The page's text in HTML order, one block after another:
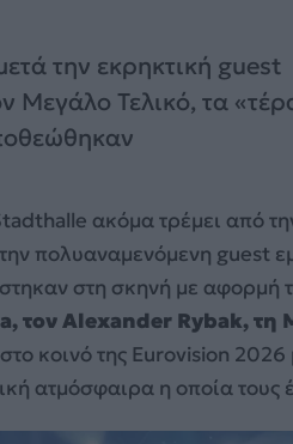
την εκρηκτική guest
Μεγάλο Τελικό, τα
ακόμα τρέμει από
πολυαναμενόμενη guest
στη σκηνή με αφορμή
τον Alexander Rybak,
κοινό της Eurovision
ατμόσφαιρα η οποία